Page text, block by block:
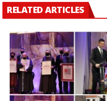
RELATED ARTICLES